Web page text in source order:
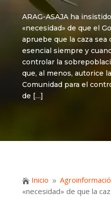
ARAG-ASAJA ha
«necesidad» de que el
apruebe que la caza sea
esencial siempre y
controlar la
que, al menos, autorice
Comunidad para el
de […]
 Inicio 9
«necesidad» de que la